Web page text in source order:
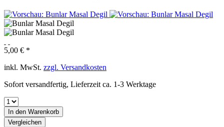
5,00 € *
inkl. MwSt. zzgl. Versandkosten
Sofort versandfertig, Lieferzeit ca. 1-3 Werktage
In den Warenkorb
Vergleichen